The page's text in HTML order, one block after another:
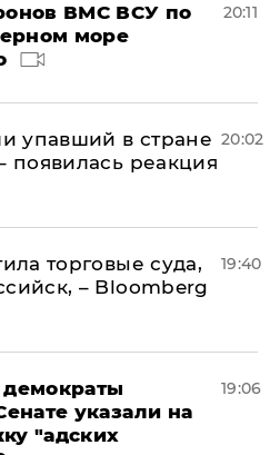
ВМС ВСУ по
море
20:11
упавший в стране
появилась реакция
20:02
торговые суда,
– Bloomberg
19:40
указали на
"адских
19:06